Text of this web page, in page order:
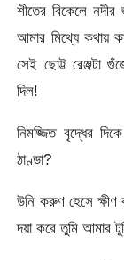
শীতের বিকেলে
আমার মিথ্যে কথায়
সেই ছোট্ট রেঞ্জটা
দিল!
নিমজ্জিত বৃদ্ধের
ঠাণ্ডা?
উনি করুণ হেসে
দয়া করে তুমি আমার